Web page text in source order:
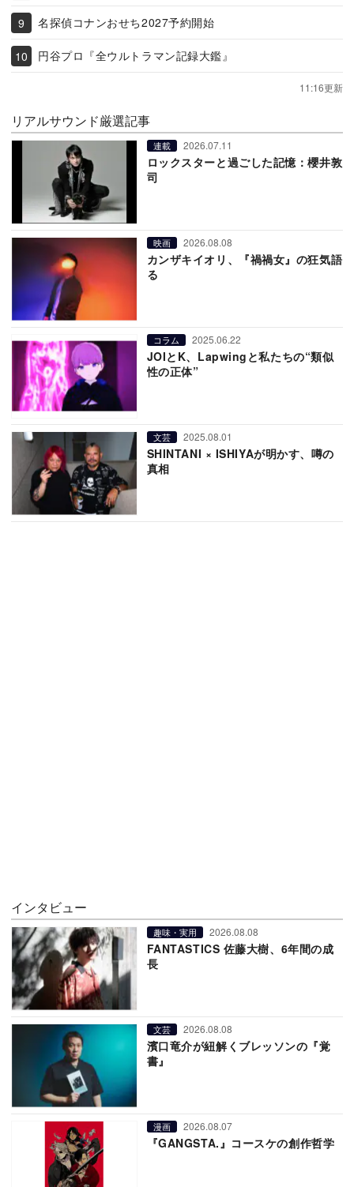
名探偵コナンおせち2027予約開始
円谷プロ『全ウルトラマン記録大鑑』
11:16更新
リアルサウンド厳選記事
連載 2026.07.11
ロックスターと過ごした記憶：櫻井敦
司
映画 2026.08.08
カンザキイオリ、『禍禍女』の狂気語
る
コラム 2025.06.22
JOIとK、Lapwingと私たちの“類似
性の正体”
文芸 2025.08.01
SHINTANI × ISHIYAが明かす、噂の
真相
インタビュー
趣味・実用 2026.08.08
FANTASTICS 佐藤大樹、6年間の成
長
文芸 2026.08.08
濱口竜介が紐解くブレッソンの『覚
書』
漫画 2026.08.07
『GANGSTA.』コースケの創作哲学